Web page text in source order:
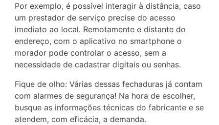
Por exemplo, é possível interagir à distância, caso
um prestador de serviço precise do acesso
imediato ao local. Remotamente e distante do
endereço, com o aplicativo no smartphone o
morador pode controlar o acesso, sem a
necessidade de cadastrar digitais ou senhas.
Fique de olho: Várias dessas fechaduras já contam
com alarmes de segurança! Na hora de escolher,
busque as informações técnicas do fabricante e se
atendem, com eficácia, a demanda.